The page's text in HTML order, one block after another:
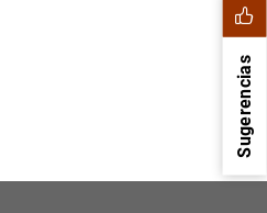
Sugerencias